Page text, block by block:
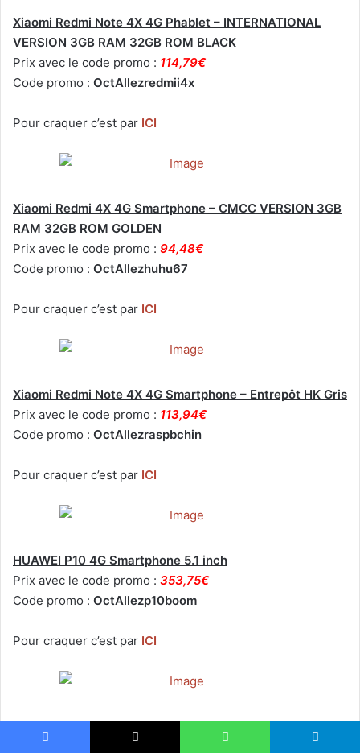
Xiaomi Redmi Note 4X 4G Phablet – INTERNATIONAL
VERSION 3GB RAM 32GB ROM BLACK
Prix avec le code promo : 114,79€
Code promo : OctAllezredmii4x
Pour craquer c’est par ICI
Xiaomi Redmi 4X 4G Smartphone – CMCC VERSION 3GB
RAM 32GB ROM GOLDEN
Prix avec le code promo : 94,48€
Code promo : OctAllezhuhu67
Pour craquer c’est par ICI
Xiaomi Redmi Note 4X 4G Smartphone – Entrepôt HK Gris
Prix avec le code promo : 113,94€
Code promo : OctAllezraspbchin
Pour craquer c’est par ICI
HUAWEI P10 4G Smartphone 5.1 inch
Prix avec le code promo : 353,75€
Code promo : OctAllezp10boom
Pour craquer c’est par ICI
ASUS Zenfone 4 Max Plus 4G Smartphone – Noir
Prix avec le code promo :